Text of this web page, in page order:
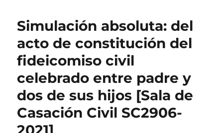
Simulación absoluta: del
acto de constitución del
fideicomiso civil
celebrado entre padre y
dos de sus hijos [Sala de
Casación Civil SC2906-